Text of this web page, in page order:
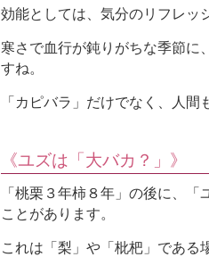
効能としては、気分のリフレッ
寒さで血行が鈍りがちな季節に
すね。
「カピバラ」だけでなく、人間
《ユズは「大バカ？」》
「桃栗３年柿８年」の後に、
ことがあります。
これは「梨」や「枇杷」である